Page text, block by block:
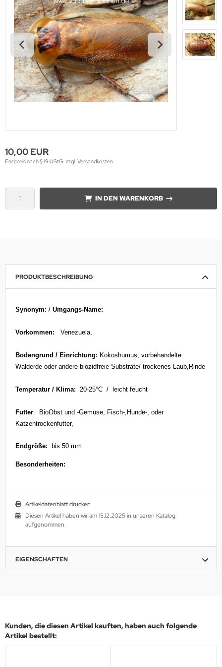
10,00 EUR
Endpreis nach § 19 UStG. zzgl. Versandkosten
IN DEN WARENKORB
PRODUKTBESCHREIBUNG
Synonym: / Umgangs-Name:
Vorkommen: Venezuela,
Bodengrund / Einrichtung: Kokoshumus, vorbehandelte
Walderde oder andere biozidfreie Substrate/ trockenes Laub,Rinde
Temperatur / Klima: 20-25°C / leicht feucht
Futter: BioObst und -Gemüse, Fisch-,Hunde-, oder
Katzentrockenfutter,
Endgröße: bis 50 mm
Besonderheiten:
Artikeldatenblatt drucken
Diesen Artikel haben wir am 15.12.2025 in unseren Katalog
aufgenommen.
EIGENSCHAFTEN
Kunden, die diesen Artikel kauften, haben auch folgende
Artikel bestellt: